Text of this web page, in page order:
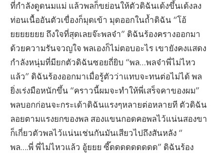
ที่กำลังดูดนมแม่ แล้วพลก็ขย่อนให้ตัวดิฉันเด้งขึ้นเด้งลง
ท่อนเนื้ออันตัวเขื่องก็มุดเข้า มุดออกในถ้ำดิฉัน “โอ้
ยยยยยยย ถึงใจที่สุดเลยจ๊ะพลจ๋า” ดิฉันร้องครางออกมา
ด้วยความรันจวญใจ พลเองก็ไม่ตอบอะไร เขายังคงแสดง
กำลังหนุ่มที่มียกตัวดิฉันซอยถี่ยิบ “พล…พลจ๋าพี่ไม่ไหว
แล้ว” ดิฉันร้องออกมาเมื่อรู้ตัวว่าแทบจะทนต่อไม่ได้ พล
ยิ่งเร่งมือหนักขึ้น “คราวนี้ผมจะทำให้พี่เสร็จคาของผม”
พลบอกก่อนจะกระเด้าดิฉันแรงๆหลายต่อหลายที ตัวดิฉัน
ลอยตามแรงยกของพล สองแขนกอดคอพลไว้แน่นสองขา
ก็เกี่ยวตัวพลไว้แน่นเช่นกันมันเสียวไปถึงสันหลัง “
พล….พี่ พี่ไม่ไหวแล้ว อู้ยยย ซี๊ดดดดดดดดด” ดิฉันร้อง